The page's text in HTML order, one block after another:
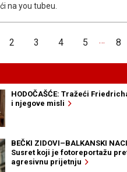
na you tubeu.
2 3 4 5 … 8
HODOČAŠĆE: Tražeći
i njegove misli
BEČKI ZIDOVI–BALKANSKI
Susret koji je fotoreportažu
agresivnu prijetnju